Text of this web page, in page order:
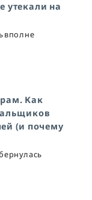
утекали на
вполне
Как
(и почему